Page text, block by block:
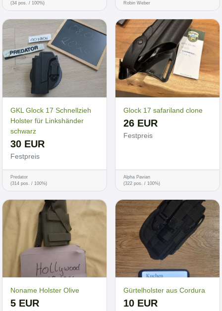
(34 pos. / 100%)
Robin Weber
GKL Glock 17 Schnellzieh
Holster für Linkshänder
schwarz
30 EUR
Festpreis
Predator
(314 pos. / 100%)
Glock 17 safariland clone
26 EUR
Festpreis
Alpha Pavian
(322 pos. / 100%)
Noname Holster Olive
5 EUR
Gürtelholster aus Cordura
10 EUR